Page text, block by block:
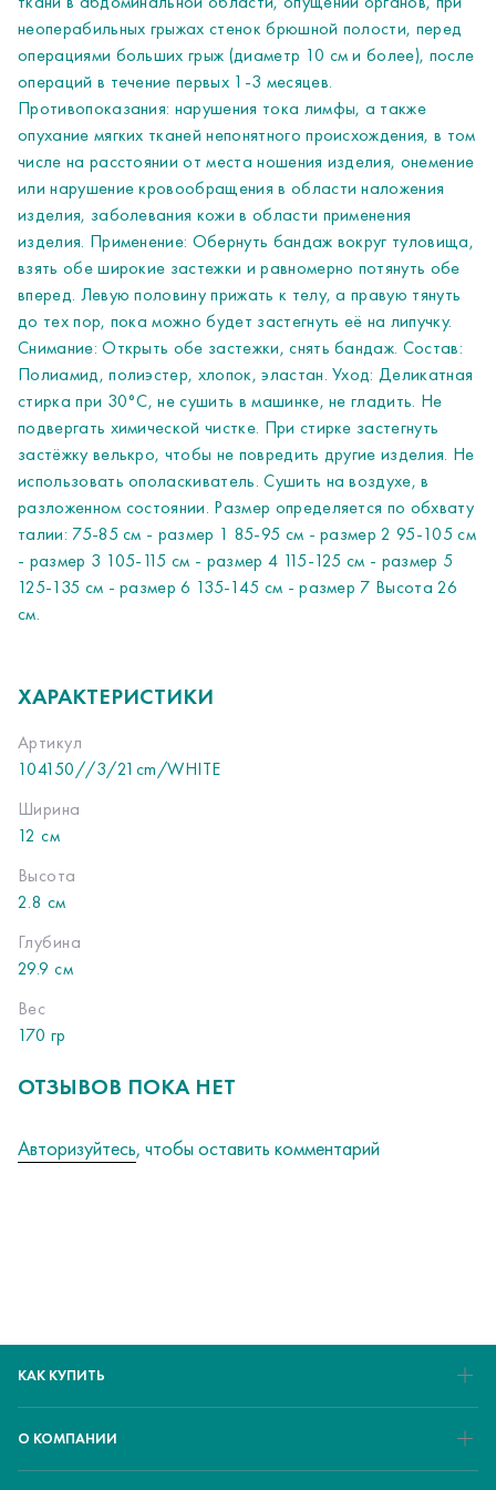
Полиамид, полиэстер, хлопок, эластан. Уход: Деликатная
стирка при 30°C, не сушить в машинке, не гладить. Не
подвергать химической чистке. При стирке застегнуть
застёжку велькро, чтобы не повредить другие изделия. Не
использовать ополаскиватель. Сушить на воздухе, в
разложенном состоянии. Размер определяется по обхвату
талии: 75-85 см - размер 1 85-95 см - размер 2 95-105 см
- размер 3 105-115 см - размер 4 115-125 см - размер 5
125-135 см - размер 6 135-145 см - размер 7 Высота 26
см.
неоперабильных грыжах стенок брюшной полости, перед
операциями больших грыж (диаметр 10 см и более), после
операций в течение первых 1-3 месяцев.
Противопоказания: нарушения тока лимфы, а также
опухание мягких тканей непонятного происхождения, в том
числе на расстоянии от места ношения изделия, онемение
или нарушение кровообращения в области наложения
изделия, заболевания кожи в области применения
изделия. Применение: Обернуть бандаж вокруг туловища,
взять обе широкие застежки и равномерно потянуть обе
вперед. Левую половину прижать к телу, а правую тянуть
до тех пор, пока можно будет застегнуть её на липучку.
Снимание: Открыть обе застежки, снять бандаж. Состав:
Полиамид, полиэстер, хлопок, эластан. Уход: Деликатная
стирка при 30°C, не сушить в машинке, не гладить. Не
подвергать химической чистке. При стирке застегнуть
застёжку велькро, чтобы не повредить другие изделия. Не
использовать ополаскиватель. Сушить на воздухе, в
разложенном состоянии. Размер определяется по обхвату
талии: 75-85 см - размер 1 85-95 см - размер 2 95-105 см
- размер 3 105-115 см - размер 4 115-125 см - размер 5
125-135 см - размер 6 135-145 см - размер 7 Высота 26
см.
ХАРАКТЕРИСТИКИ
Артикул
104150//3/21cm/WHITE
Ширина
12 см
Высота
2.8 см
Глубина
29.9 см
Вес
170 гр
ОТЗЫВОВ ПОКА НЕТ
Авторизуйтесь, чтобы оставить комментарий
КАК КУПИТЬ
О КОМПАНИИ